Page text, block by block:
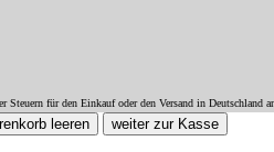
Steuern für den Einkauf oder den Versand in Deutschland